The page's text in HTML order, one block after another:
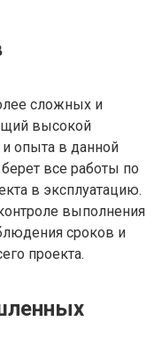
сложных и
высокой
и опыта в данной
все работы по
в эксплуатацию.
выполнения
сроков и
проекта.